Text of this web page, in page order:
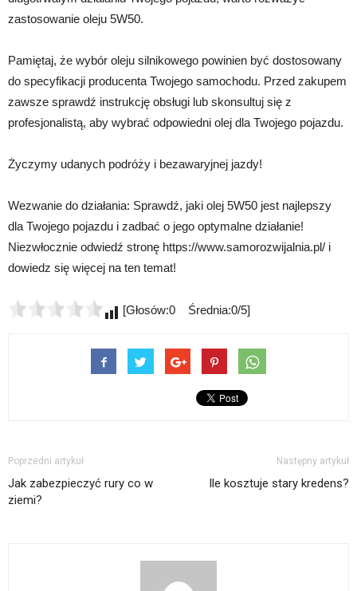
zastosowanie oleju 5W50.
Pamiętaj, że wybór oleju silnikowego powinien być dostosowany
do specyfikacji producenta Twojego samochodu. Przed zakupem
zawsze sprawdź instrukcję obsługi lub skonsultuj się z
profesjonalistą, aby wybrać odpowiedni olej dla Twojego pojazdu.
Życzymy udanych podróży i bezawaryjnej jazdy!
Wezwanie do działania: Sprawdź, jaki olej 5W50 jest najlepszy
dla Twojego pojazdu i zadbać o jego optymalne działanie!
Niezwłocznie odwiedź stronę https://www.samorozwijalnia.pl/ i
dowiedz się więcej na ten temat!
[Głosów:0 Średnia:0/5]
Poprzedni artykuł
Jak zabezpieczyć rury co w
ziemi?
Następny artykuł
Ile kosztuje stary kredens?